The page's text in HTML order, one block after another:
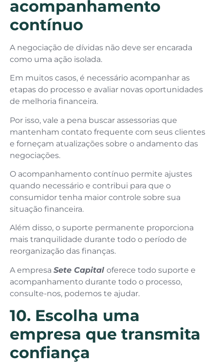
acompanhamento
contínuo
A negociação de dívidas não deve ser encarada
como uma ação isolada.
Em muitos casos, é necessário acompanhar as
etapas do processo e avaliar novas oportunidades
de melhoria financeira.
Por isso, vale a pena buscar assessorias que
mantenham contato frequente com seus clientes
e forneçam atualizações sobre o andamento das
negociações.
O acompanhamento contínuo permite ajustes
quando necessário e contribui para que o
consumidor tenha maior controle sobre sua
situação financeira.
Além disso, o suporte permanente proporciona
mais tranquilidade durante todo o período de
reorganização das finanças.
A empresa Sete Capital oferece todo suporte e
acompanhamento durante todo o processo,
consulte-nos, podemos te ajudar.
10. Escolha uma
empresa que transmita
confiança